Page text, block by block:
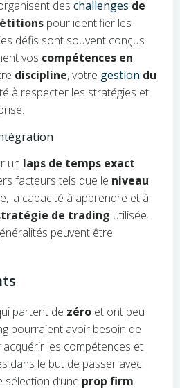
des challenges de
pour identifier les
défis sont souvent conçus
vos compétences en
discipline, votre gestion du
à respecter les stratégies et
un laps de temps exact
facteurs tels que le niveau
la capacité à apprendre et à
de trading utilisée.
peuvent être
partent de zéro et ont peu
pourraient avoir besoin de
acquérir les compétences et
dans le but de passer avec
d’une prop firm.